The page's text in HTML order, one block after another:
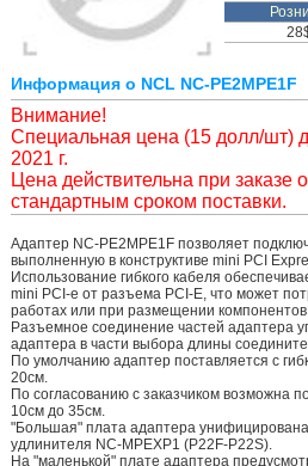
Информация о NCL NC-PE2MPE1F
Внимание!
Cпециальная цена (15 долл/шт)
2021 г.
Цена действительна при заказе
стандартным сроком поставки.
Адаптер NC-PE2MPE1F позволяет
выполненную в конструктиве mini PCI
Использование гибкого кабеля
mini PCI-e от разъема PCI-E, что может
работах или при размещении компонентов
Разъемное соединение частей адаптера
адаптера в части выбора длины
По умолчанию адаптер поставляется с
20см.
По согласованию с заказчиком возможна
10см до 35см.
"Большая" плата адаптера
удлинителя NC-MPEXP1 (P22F-P22S).
На "маленькой" плате адаптера